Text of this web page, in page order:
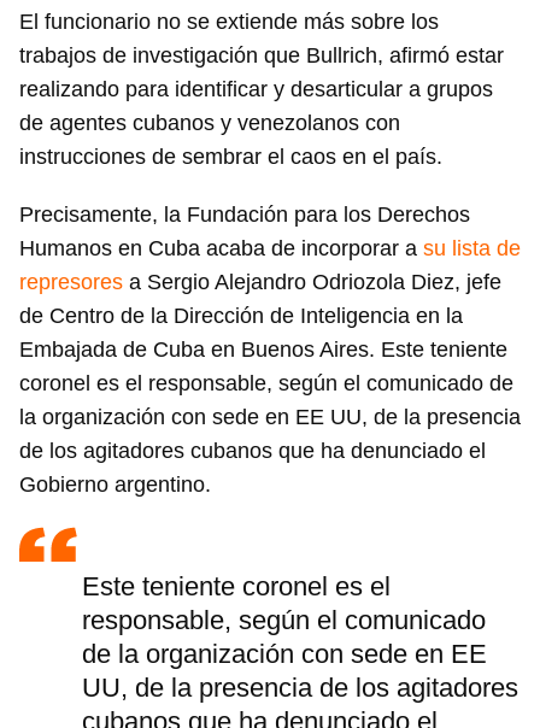
Para poder guardar como favorito, primero has de
INICIAR SESIÓN CANCELAR
El funcionario no se extiende más sobre los
trabajos de investigación que Bullrich, afirmó estar
realizando para identificar y desarticular a grupos
de agentes cubanos y venezolanos con
instrucciones de sembrar el caos en el país.
Precisamente, la Fundación para los Derechos
Humanos en Cuba acaba de incorporar a su lista de
represores a Sergio Alejandro Odriozola Diez, jefe
de Centro de la Dirección de Inteligencia en la
Embajada de Cuba en Buenos Aires. Este teniente
coronel es el responsable, según el comunicado de
la organización con sede en EE UU, de la presencia
de los agitadores cubanos que ha denunciado el
Gobierno argentino.
Este teniente coronel es el
responsable, según el comunicado
de la organización con sede en EE
UU, de la presencia de los agitadores
cubanos que ha denunciado el